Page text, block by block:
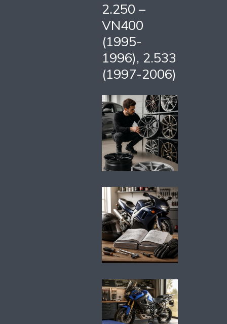
2.250 –
VN400
(1995-
1996), 2.533
(1997-2006)